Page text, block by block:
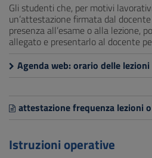
Gli studenti che, per motivi
un’attestazione firmata dal
presenza all’esame o alla lezione,
allegato e presentarlo al docente
Agenda web: orario delle lezioni
attestazione frequenza lezioni
Istruzioni operative